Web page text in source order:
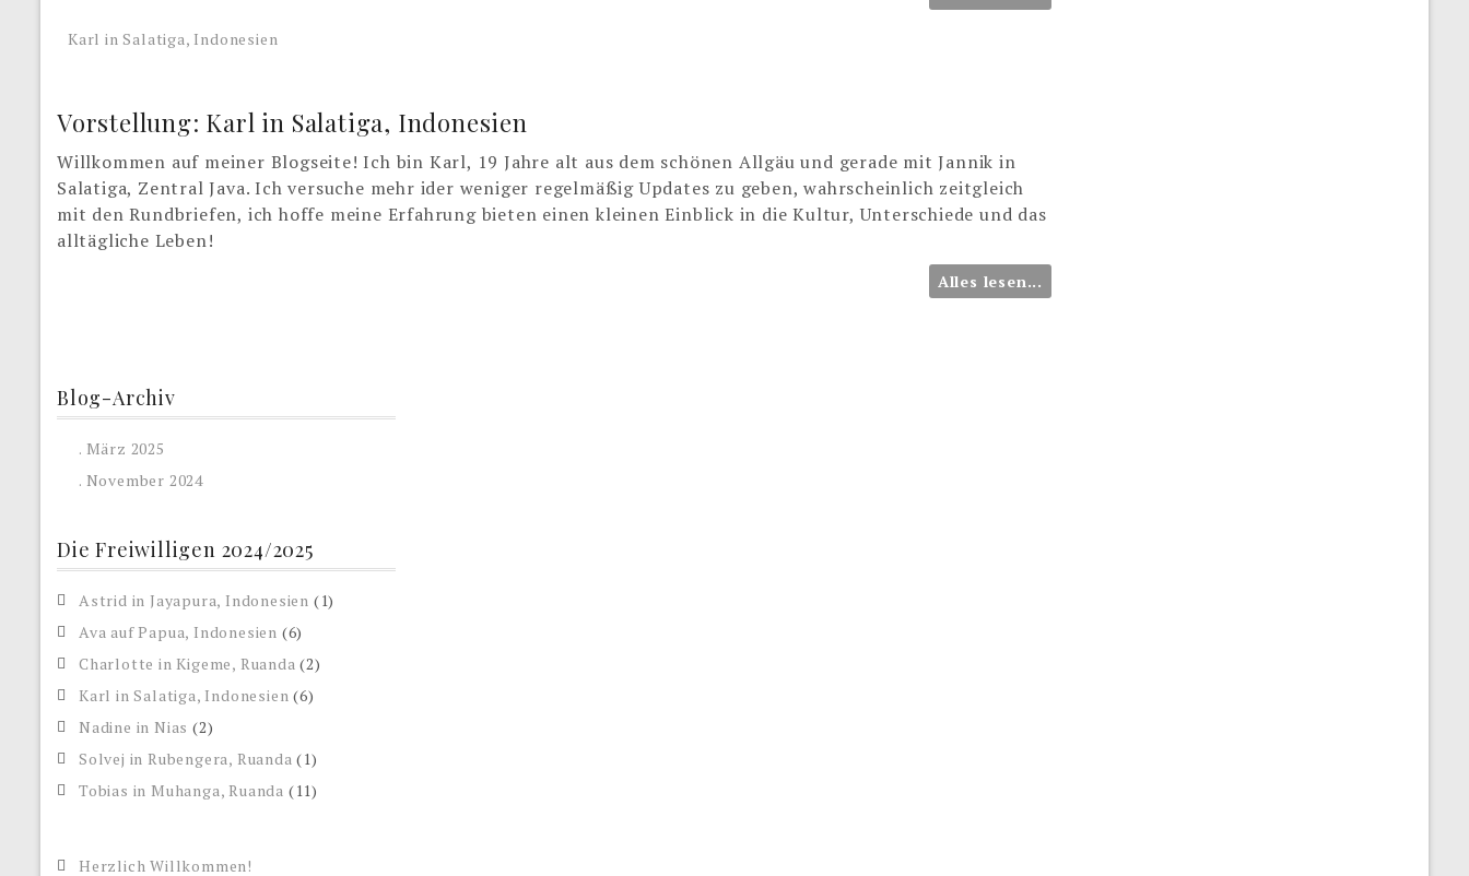
Karl in Salatiga, Indonesien
Vorstellung: Karl in Salatiga, Indonesien
Willkommen auf meiner Blogseite! Ich bin Karl, 19 Jahre alt aus dem schönen Allgäu und gerade mit Jannik in
Salatiga, Zentral Java. Ich versuche mehr ider weniger regelmäßig Updates zu geben, wahrscheinlich zeitgleich
mit den Rundbriefen, ich hoffe meine Erfahrung bieten einen kleinen Einblick in die Kultur, Unterschiede und das
alltägliche Leben!
Alles lesen...
Blog-Archiv
. März 2025
. November 2024
Die Freiwilligen 2024/2025
Astrid in Jayapura, Indonesien (1)
Ava auf Papua, Indonesien (6)
Charlotte in Kigeme, Ruanda (2)
Karl in Salatiga, Indonesien (6)
Nadine in Nias (2)
Solvej in Rubengera, Ruanda (1)
Tobias in Muhanga, Ruanda (11)
Herzlich Willkommen!